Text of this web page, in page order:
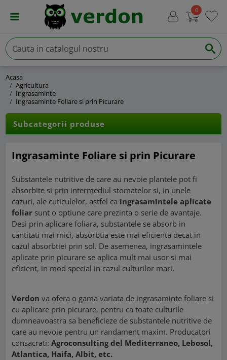
0
Acasa
Agricultura
Ingrasaminte
Ingrasaminte Foliare si prin Picurare
Subcategorii produse
Ingrasaminte Foliare si prin Picurare
Substantele nutritive de care au nevoie plantele pot fi
absorbite si prin intermediul stomatelor si, in unele
cazuri, ale cuticulelor, astfel ca ingrasamintele aplicate
foliar sunt o optiune care prezinta o serie de avantaje.
Desi prin aplicare foliara, substantele se absorb in
cantitati mai mici, absorbtia este mai eficienta decat in
cazul absorbtiei prin sol. De asemenea, ingrasamintele
aplicate prin picurare se aplica mult mai usor si mai
eficient, in mod special in cazul culturilor mari.
Verdon va ofera o gama variata de ingrasaminte foliare si
cu aplicare prin picurare, pentru ca toate culturile
dumneavoastra sa beneficieze de substantele nutritive de
care au nevoie pentru un randament maxim. Producatori
consacrati:Agroconsulting del Mediterraneo, Lebosol,
Atlantica, Haifa, Albit, etc.